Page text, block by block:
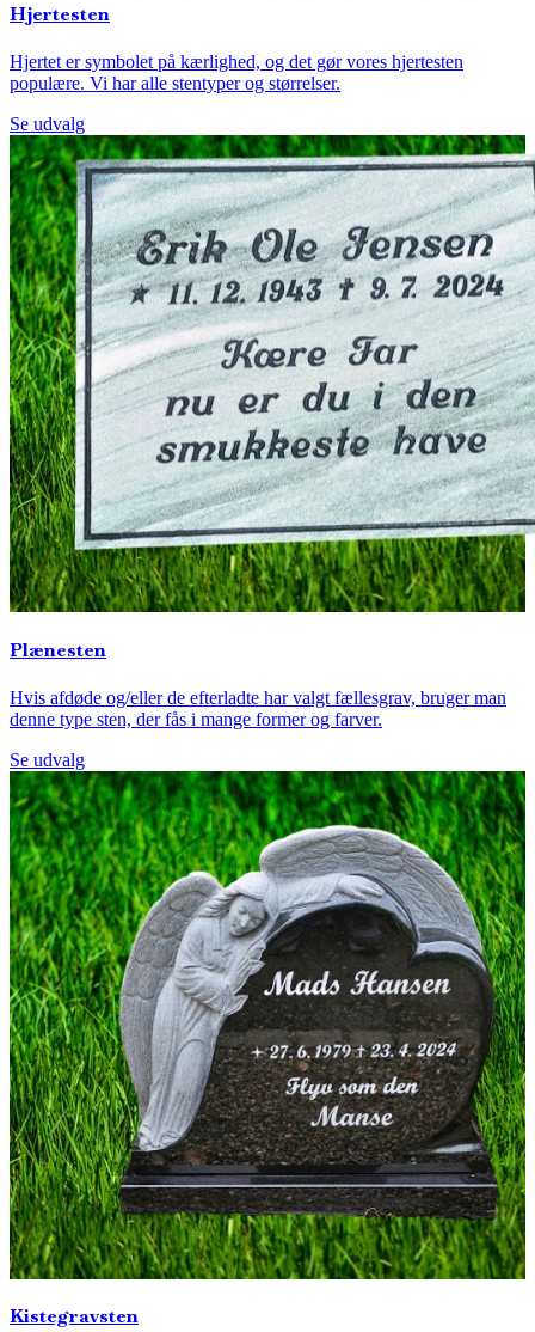
Hjertesten
Hjertet er symbolet på kærlighed, og det gør vores hjertesten
populære. Vi har alle stentyper og størrelser.
Se udvalg
Plænesten
Hvis afdøde og/eller de efterladte har valgt fællesgrav, bruger man
denne type sten, der fås i mange former og farver.
Se udvalg
Kistegravsten